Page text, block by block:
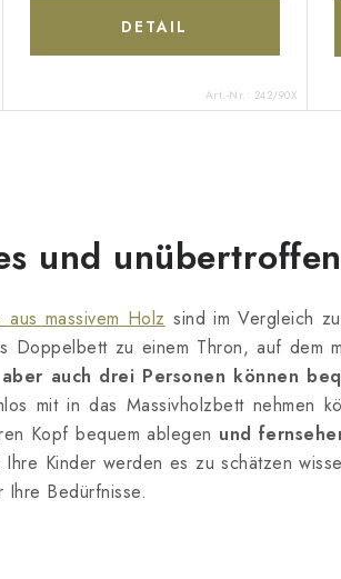
DETAIL
Art.-Nr.: 242/90X
und
massivem Holz sind im Vergleich
Doppelbett zu einem Thron, auf dem
aber auch drei Personen können
mit in das Massivholzbett nehmen
Kopf bequem ablegen und
Kinder werden es zu schätzen
Ihre Bedürfnisse.